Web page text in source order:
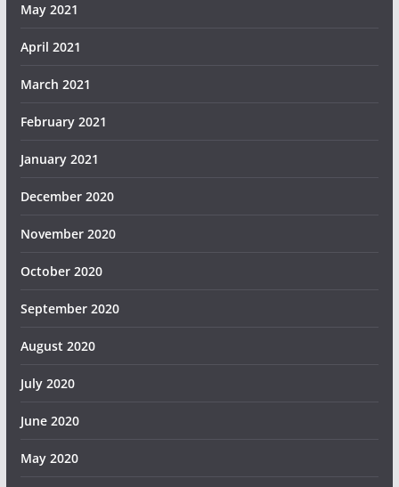
May 2021
April 2021
March 2021
February 2021
January 2021
December 2020
November 2020
October 2020
September 2020
August 2020
July 2020
June 2020
May 2020